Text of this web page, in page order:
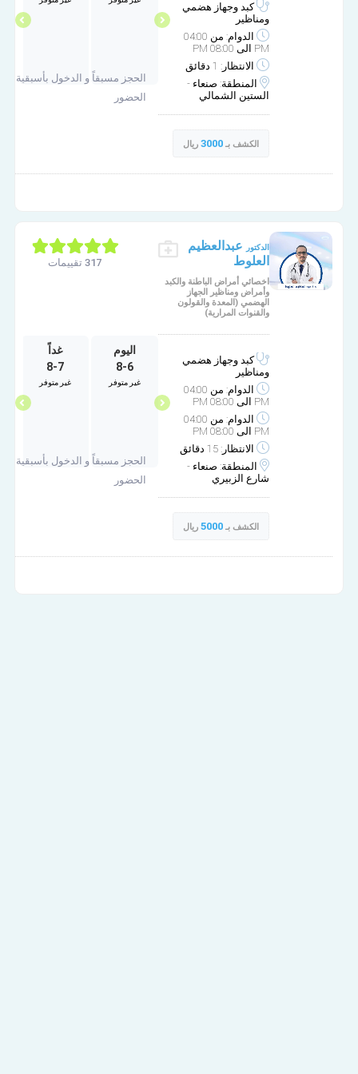
كبد وجهاز هضمي
ومناظير
الدوام: من 04:00
PM الى 08:00 PM
الانتظار: 1 دقائق
المنطقة: صنعاء -
الستين الشمالي
الكشف بـ3000 ريال
مساء
الحجز مسبقاً و الدخول بأسبقية
الحضور
الدكتور
عبدالعظيم
العلوط
اخصائي أمراض الباطنة والكبد
وأمراض ومناظير الجهاز
الهضمي (المعدة والقولون
والقنوات المرارية)
كبد وجهاز هضمي
ومناظير
الدوام: من 04:00
PM الى 08:00 PM
الدوام: من 04:00
PM الى 08:00 PM
الانتظار: 15 دقائق
المنطقة: صنعاء -
شارع الزبيري
الكشف بـ5000 ريال
الثلاثاء
9-29
مساء
9-30
مساء
اليوم
8-6
غير متوفر
غداً
8-7
غير متوفر
الحجز مسبقاً و الدخول بأسبقية
الحضور
317 تقييمات